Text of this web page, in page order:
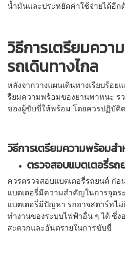
น้ำมันและประหยัดค่าใช้จ่ายได้อีก
วิธีการเตรียมคว
รถเดินทางไกล
หลังจากวางแผนเดินทางเรียบร้อ
รียมความพร้อมของยานพาหนะ ร
ของผู้ขับขี่ให้พร้อม โดยควรปฏิบัติ
วิธีการเตรียมความพร้อมส
ตรวจสอบแบตเตอรี่ร
ควรตรวจสอบแบตเตอรี่รถยนต์ ก่อ
แบตเตอรี่มีความสำคัญในการจุดร
แบตเตอรี่มีปัญหา รถอาจสตาร์ทไ
ทำงานของระบบไฟฟ้าอื่น ๆ ได้ ซึ่ง
สะดวกและอันตรายในการขับขี่